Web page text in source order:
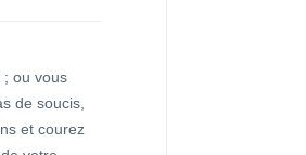
; ou vous
de soucis,
et courez